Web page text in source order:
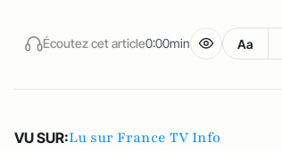
Écoutez cet article0:00min Aa
VU SUR:Lu sur France TV Info